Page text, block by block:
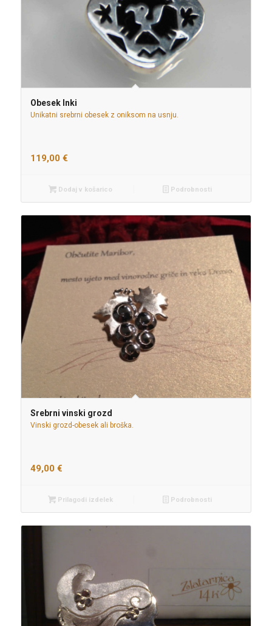
Obesek Inki
Unikatni srebrni obesek z oniksom na usnju.
119,00 €
Dodaj v košarico Podrobnosti
Srebrni vinski grozd
Vinski grozd-obesek ali broška.
49,00 €
Prilagodi izdelek Podrobnosti